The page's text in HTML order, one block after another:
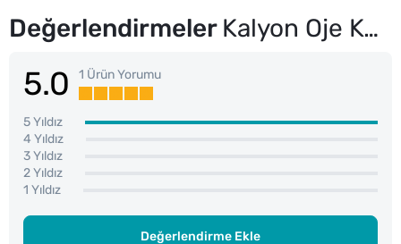
Değerlendirmeler Kalyon Oje Koruyucu ve Renk Canlandırıcı
5.0 1 Ürün Yorumu
5 Yıldız
4 Yıldız
3 Yıldız
2 Yıldız
1 Yıldız
Değerlendirme Ekle